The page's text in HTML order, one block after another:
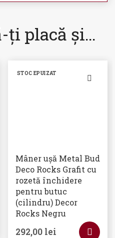
ți placă și…
STOC EPUIZAT
Mâner ușă Metal Bud
Deco Rocks Grafit cu
rozetă închidere
pentru butuc
(cilindru) Decor
Rocks Negru
292,00 lei